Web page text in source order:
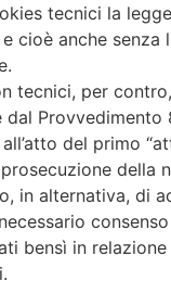
tecnici la
cioè anche senza
tecnici, per
del primo
in alternativa, di
bensì in